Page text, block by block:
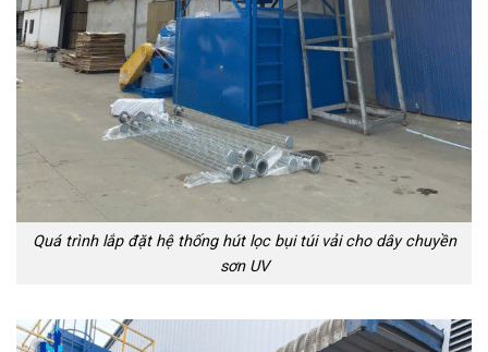
Quá trình lắp đặt hệ thống hút lọc bụi túi vải cho dây chuyền
sơn UV